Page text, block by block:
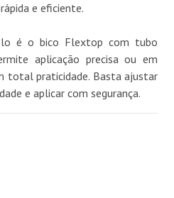
e eficiente.
é o bico Flextop com tubo
aplicação precisa ou em
total praticidade. Basta ajustar
e aplicar com segurança.